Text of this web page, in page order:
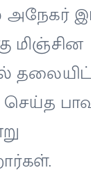
மிஞ்சின